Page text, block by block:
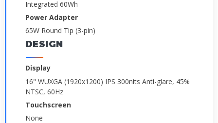
Integrated 60Wh
Power Adapter
65W Round Tip (3-pin)
DESIGN
Display
16" WUXGA (1920x1200) IPS 300nits Anti-glare, 45%
NTSC, 60Hz
Touchscreen
None